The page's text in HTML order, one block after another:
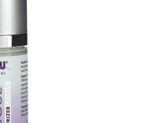
hàng.